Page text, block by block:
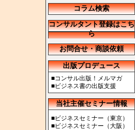
コラム検索
コンサルタント登録はこち
ら
お問合せ・商談依頼
出版プロデュース
■コンサル出版！メルマガ
■ビジネス書の出版支援
当社主催セミナー情報
■ビジネスセミナー（東京）
■ビジネスセミナー（大阪）